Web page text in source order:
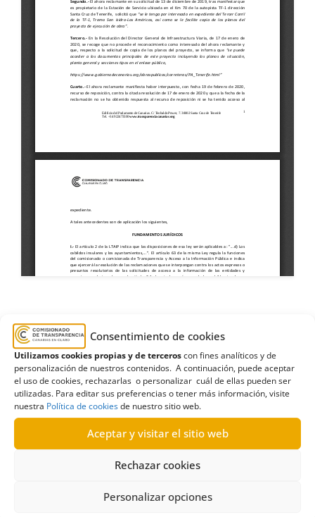
Consentimiento de cookies
Utilizamos cookies propias y de terceroscon fines analíticos y de
personalización de nuestros contenidos. A continuación, puede aceptar
el uso de cookies, rechazarlas o personalizar cuál de ellas pueden ser
utilizadas. Para editar sus preferencias o tener más información, visite
nuestra Política de cookiesde nuestro sitio web.
Aceptar y visitar el sitio web
Rechazar cookies
Personalizar opciones
autopista ,Consejería de Obras Públicas
Transportes y Vivienda
Gobierno de Canarias
Inadmisión,Las Américas,Las Chafiras,obras,San
Isidro,Tenerife